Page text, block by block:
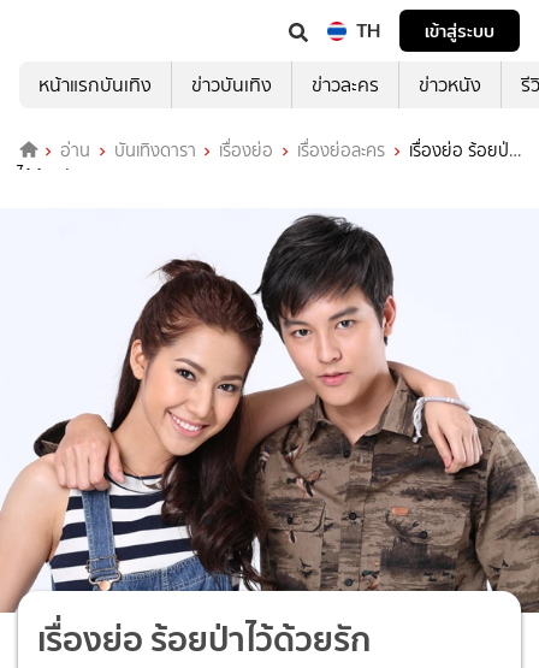
TH
เข้าสู่ระบบ
หน้าแรกบันเทิง
ข่าวบันเทิง ข่าวละคร ข่าวหนัง รี
อ่าน บันเทิงดารา เรื่องย่อ เรื่องย่อละคร
เรื่องย่อ ร้อยป่า
ไว้ด้วยรัก
เรื่องย่อ ร้อยป่าไว้ด้วยรัก